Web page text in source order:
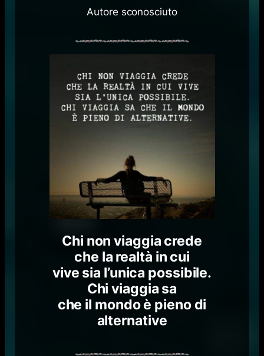
Autore sconosciuto
Chi non viaggia crede
che la realtà in cui
vive sia l’unica possibile.
Chi viaggia sa
che il mondo è pieno di
alternative